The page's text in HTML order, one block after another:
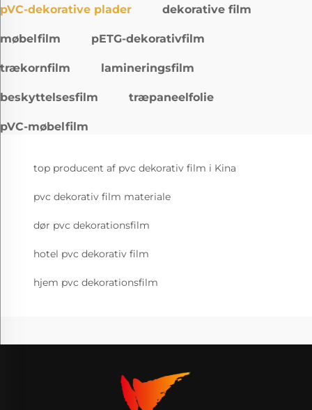
pVC-dekorative plader dekorative film
møbelfilm pETG-dekorativfilm
trækornfilm lamineringsfilm
beskyttelsesfilm træpaneelfolie
pVC-møbelfilm
top producent af pvc dekorativ film i Kina
pvc dekorativ film materiale
dør pvc dekorationsfilm
hotel pvc dekorativ film
hjem pvc dekorationsfilm